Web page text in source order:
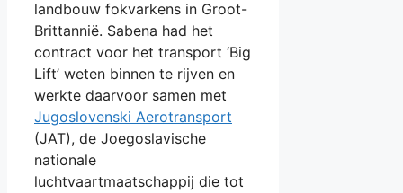
landbouw fokvarkens in Groot-
Brittannië. Sabena had het
contract voor het transport ‘Big
Lift’ weten binnen te rijven en
werkte daarvoor samen met
Jugoslovenski Aerotransport
(JAT), de Joegoslavische
nationale
luchtvaartmaatschappij die tot